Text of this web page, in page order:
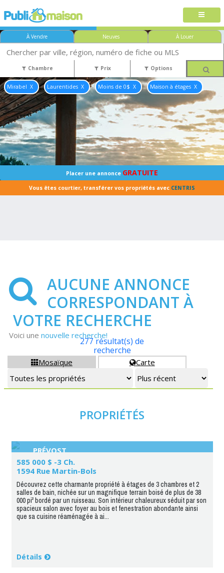
À Vendre Neuves À Louer
Chambre Prix Options
Mirabel Laurentides Moins de 0$ Maison à étages
Placer une annonce GRATUITE
Vous êtes courtier, transférer vos propriétés avec CENTRIS
AUCUNE ANNONCE
CORRESPONDANT À
VOTRE RECHERCHE
Voici une nouvelle recherche!
Mosaïque Carte
277 résultat(s) de
recherche
PROPRIÉTÉS
PRÉVOST
585 000 $ -3 Ch.
1594 Rue Martin-Bols
Découvrez cette charmante propriété à étages de 3 chambres et 2
salles de bain, nichée sur un magnifique terrain boisé de plus de 38
000 pi² bordé par un ruisseau. Son intérieur chaleureux séduit par son
spacieux salon avec foyer au bois et fenestration abondante ainsi
que sa cuisine réaménagée à ai...
Détails